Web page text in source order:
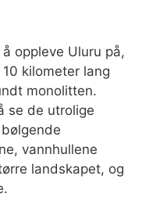
oppleve Uluru på,
kilometer lang
monolitten.
se de utrolige
vannhullene
landskapet, og